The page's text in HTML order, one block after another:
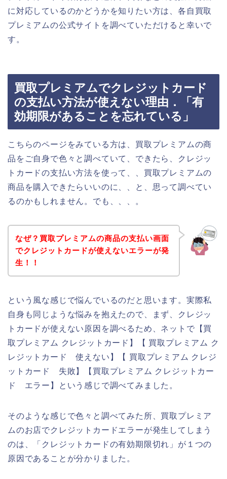
に対応しているのかどうかを知りたい方は、各自買取
プレミアムの公式サイトを調べていただけると幸いで
す。
買取プレミアムでクレジットカード
の支払い方法が使えない理由．「有
効期限があることを忘れている」
こちらのページをみている方は、買取プレミアムの商
品をご自身で色々と調べていて、できたら、クレジッ
トカードの支払い方法を使って、、買取プレミアムの
商品を購入できたらいいのに、、と、思って調べてい
るのかもしれません。でも、、、。
なぜ？買取プレミアムの商品の支払い画面
でクレジットカードが使えないエラーが発
生！！
という風な感じで悩んでいるのだと思います。実際私
自身も同じような悩みを抱えたので、まず、クレジッ
トカードが使えない原因を調べるため、ネットで【買
取プレミアム クレジットカード】【 買取プレミアム ク
レジットカード 使えない】【 買取プレミアム クレジ
ットカード 失敗】【買取プレミアム クレジットカー
ド エラー】という感じで調べてみました。
そのような感じで色々と調べてみた所、買取プレミア
ムのお店でクレジットカードエラーが発生してしまう
のは、「クレジットカードの有効期限切れ」が１つの
原因であることが分かりました。